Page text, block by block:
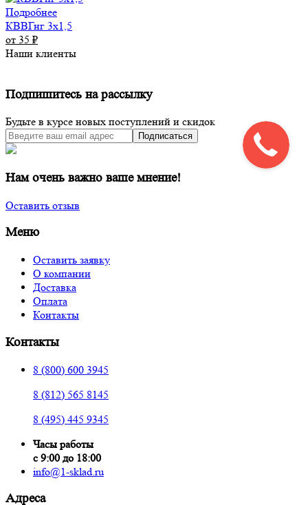
Подробнее
КВВГнг 3х1,5
от 35 ₽
Наши клиенты
Подпишитесь на рассылку
Будьте в курсе новых поступлений и скидок
Подписаться
Нам очень важно ваше мнение!
Оставить отзыв
Меню
Оставить заявку
О компании
Доставка
Оплата
Контакты
Контакты
8 (800) 600 3945
8 (812) 565 8145
8 (495) 445 9345
Часы работы
с 9:00 до 18:00
info@1-sklad.ru
Адреса